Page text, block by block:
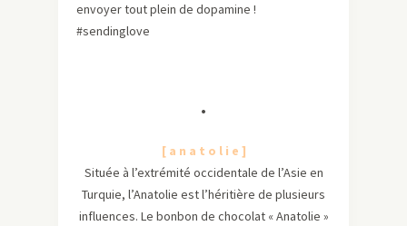
envoyer tout plein de dopamine !
#sendinglove
•
[ a n a t o l i e ]
Située à l’extrémité occidentale de l’Asie en
Turquie, l’Anatolie est l’héritière de plusieurs
influences. Le bonbon de chocolat « Anatolie »